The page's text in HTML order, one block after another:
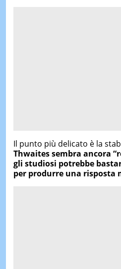
Il punto più delicato è la
Thwaites sembra ancora
gli studiosi potrebbe
per produrre una risposta